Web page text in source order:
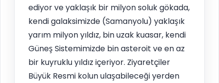
ediyor ve yaklaşık bir milyon soluk gökada,
kendi galaksimizde (Samanyolu) yaklaşık
yarım milyon yıldız, bin uzak kuasar, kendi
Güneş Sistemimizde bin asteroit ve en az
bir kuyruklu yıldız içeriyor. Ziyaretçiler
Büyük Resmi kolun ulaşabileceği yerden